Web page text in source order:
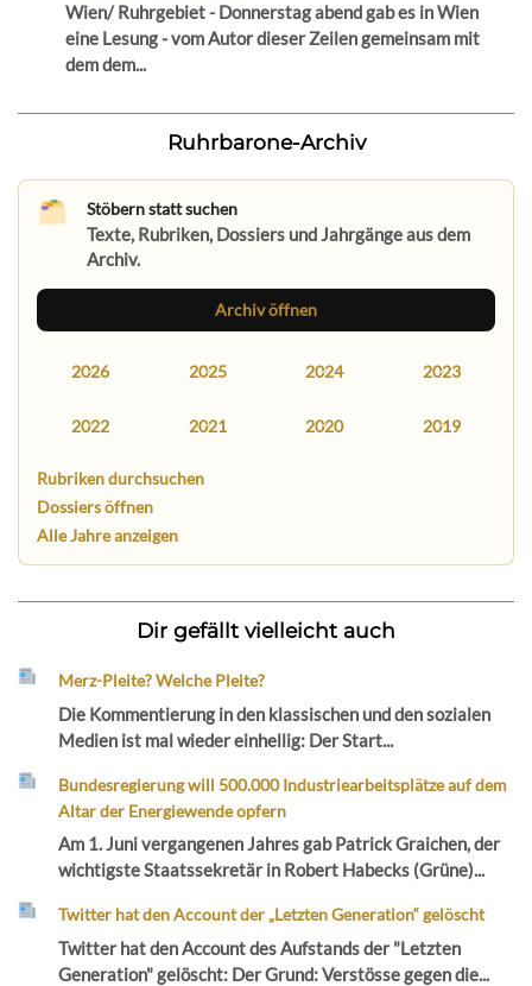
Wien/ Ruhrgebiet - Donnerstag abend gab es in Wien
eine Lesung - vom Autor dieser Zeilen gemeinsam mit
dem dem...
Ruhrbarone-Archiv
Stöbern statt suchen
Texte, Rubriken, Dossiers und Jahrgänge aus dem
Archiv.
Archiv öffnen
2026 2025 2024 2023
2022 2021 2020 2019
Rubriken durchsuchen
Dossiers öffnen
Alle Jahre anzeigen
Dir gefällt vielleicht auch
Merz-Pleite? Welche Pleite?
Die Kommentierung in den klassischen und den sozialen
Medien ist mal wieder einhellig: Der Start...
Bundesregierung will 500.000 Industriearbeitsplätze auf dem
Altar der Energiewende opfern
Am 1. Juni vergangenen Jahres gab Patrick Graichen, der
wichtigste Staatssekretär in Robert Habecks (Grüne)...
Twitter hat den Account der „Letzten Generation“ gelöscht
Twitter hat den Account des Aufstands der "Letzten
Generation" gelöscht: Der Grund: Verstösse gegen die...